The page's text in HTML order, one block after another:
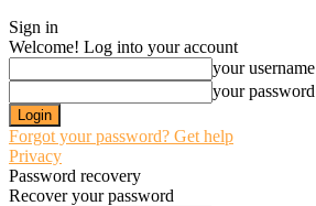
Sign in
Welcome! Log into your account
your username
your password
Forgot your password? Get help
Privacy
Password recovery
Recover your password